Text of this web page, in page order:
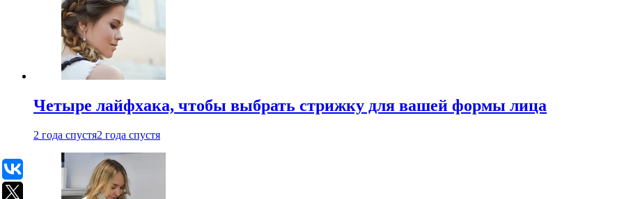
Четыре лайфхака, чтобы выбрать стрижку для вашей формы лица
2 года спустя2 года спустя